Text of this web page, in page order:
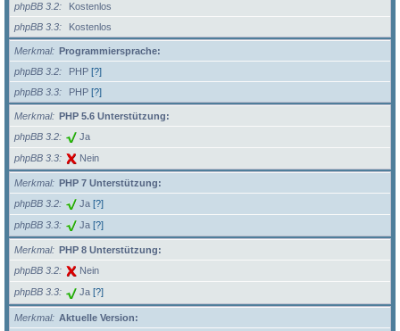
phpBB 3.2
Kostenlos
phpBB 3.3
Kostenlos
Merkmal
Programmiersprache:
phpBB 3.2
PHP [?]
phpBB 3.3
PHP [?]
Merkmal
PHP 5.6 Unterstützung:
phpBB 3.2
Ja
phpBB 3.3 Nein
Merkmal
PHP 7 Unterstützung:
phpBB 3.2
Ja [?]
phpBB 3.3 Ja [?]
Merkmal
PHP 8 Unterstützung:
phpBB 3.2
Nein
phpBB 3.3 Ja [?]
Merkmal
Aktuelle Version: